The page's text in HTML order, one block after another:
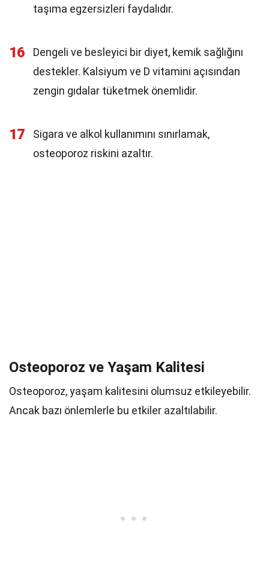
taşıma egzersizleri faydalıdır.
16
Dengeli ve besleyici bir diyet, kemik sağlığını
destekler. Kalsiyum ve D vitamini açısından
zengin gıdalar tüketmek önemlidir.
17
Sigara ve alkol kullanımını sınırlamak,
osteoporoz riskini azaltır.
Osteoporoz ve Yaşam Kalitesi
Osteoporoz, yaşam kalitesini olumsuz etkileyebilir.
Ancak bazı önlemlerle bu etkiler azaltılabilir.